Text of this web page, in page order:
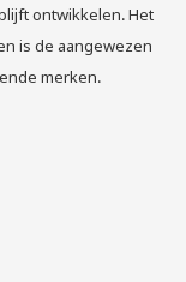
ontwikkelen. Het
is de aangewezen
merken.